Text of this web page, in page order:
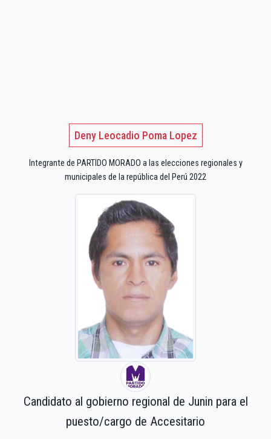
Deny Leocadio Poma Lopez
Integrante de PARTIDO MORADO a las elecciones regionales y
municipales de la república del Perú 2022
Candidato al gobierno regional de Junin para el
puesto/cargo de Accesitario